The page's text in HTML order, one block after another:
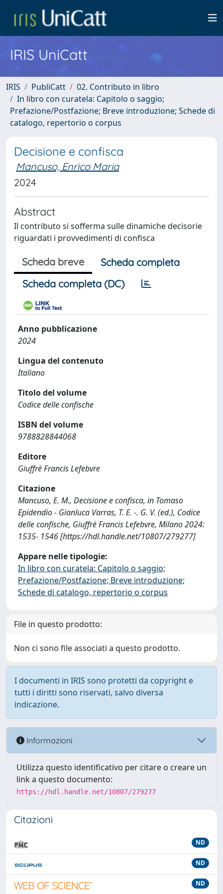
IRIS UniCatt
IRIS PubliCatt
02. Contributo in libro
In libro con curatela: Capitolo o saggio;
Prefazione/Postfazione; Breve introduzione; Schede di
catalogo, repertorio o corpus
Decisione e confisca
Mancuso, Enrico Maria
2024
Abstract
Il contributo si sofferma sulle dinamiche decisorie
riguardati i provvedimenti di confisca
Scheda breve
Scheda completa
Scheda completa (DC)
Anno pubblicazione
2024
Lingua del contenuto
Italiano
Titolo del volume
Codice delle confische
ISBN del volume
9788828844068
Editore
Giuffrè Francis Lefebvre
Citazione
Mancuso, E. M., Decisione e confisca, in Tomaso
Epidendio - Gianluca Varras, T. E. -. G. V. (ed.), Codice
delle confische, Giuffrè Francis Lefebvre, Milano 2024:
1535- 1546 [https://hdl.handle.net/10807/279277]
Appare nelle tipologie:
In libro con curatela: Capitolo o saggio;
Prefazione/Postfazione; Breve introduzione;
Schede di catalogo, repertorio o corpus
File in questo prodotto:
Non ci sono file associati a questo prodotto.
I documenti in IRIS sono protetti da copyright e
tutti i diritti sono riservati, salvo diversa
indicazione.
Informazioni
Utilizza questo identificativo per citare o creare un
link a questo documento:
https://hdl.handle.net/10807/279277
Citazioni
ND
ND
ND